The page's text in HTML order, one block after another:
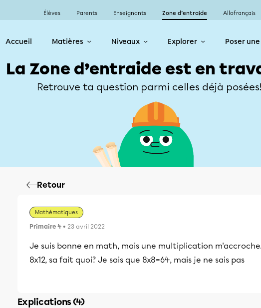
Élèves Parents Enseignants Zone d’entraide Allofrançais
Accueil Matières Niveaux Explorer Poser
La Zone d’entraide est en
Retrouve ta question parmi celles déjà
Retour
Mathématiques
Primaire 4 • 23 avril 2022
Je suis bonne en math, mais une multiplication
8x12, sa fait quoi? Je sais que 8x8=64, mais je ne sais pas
Explications (4)